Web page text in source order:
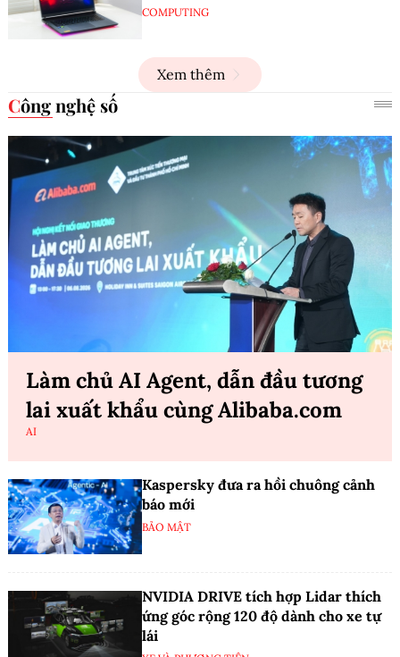
COMPUTING
Xem thêm
Công nghệ số
Làm chủ AI Agent, dẫn đầu tương
lai xuất khẩu cùng Alibaba.com
AI
Kaspersky đưa ra hồi chuông cảnh
báo mới
BẢO MẬT
NVIDIA DRIVE tích hợp Lidar thích
ứng góc rộng 120 độ dành cho xe tự
lái